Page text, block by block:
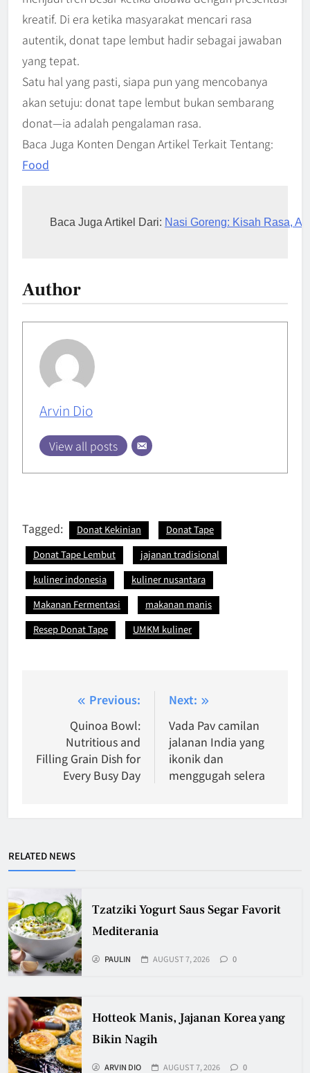
kreatif. Di era ketika masyarakat mencari rasa
autentik, donat tape lembut hadir sebagai jawaban
yang tepat.
Satu hal yang pasti, siapa pun yang mencobanya
akan setuju: donat tape lembut bukan sembarang
donat—ia adalah pengalaman rasa.
Baca Juga Konten Dengan Artikel Terkait Tentang:
Food
Baca Juga Artikel Dari: Nasi Goreng: Kisah Rasa,
Author
Arvin Dio
View all posts
Tagged: Donat Kekinian
Donat Tape
Donat Tape Lembut
jajanan tradisional
kuliner indonesia
kuliner nusantara
Makanan Fermentasi
makanan manis
Resep Donat Tape
UMKM kuliner
navigation
Previous:
Quinoa Bowl:
Nutritious and
Filling Grain Dish for
Every Busy Day
Next:
Vada Pav camilan
jalanan India yang
ikonik dan
menggugah selera
RELATED NEWS
Tzatziki Yogurt Saus Segar Favorit
Mediterania
PAULIN AUGUST 7, 2026 0
Hotteok Manis, Jajanan Korea yang
Bikin Nagih
ARVIN DIO AUGUST 7, 2026 0